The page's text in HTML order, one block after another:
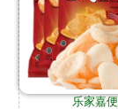
乐家嘉